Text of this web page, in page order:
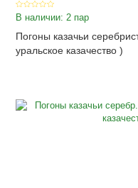
В наличии: 2 пар
Погоны казачьи
уральское казачество )